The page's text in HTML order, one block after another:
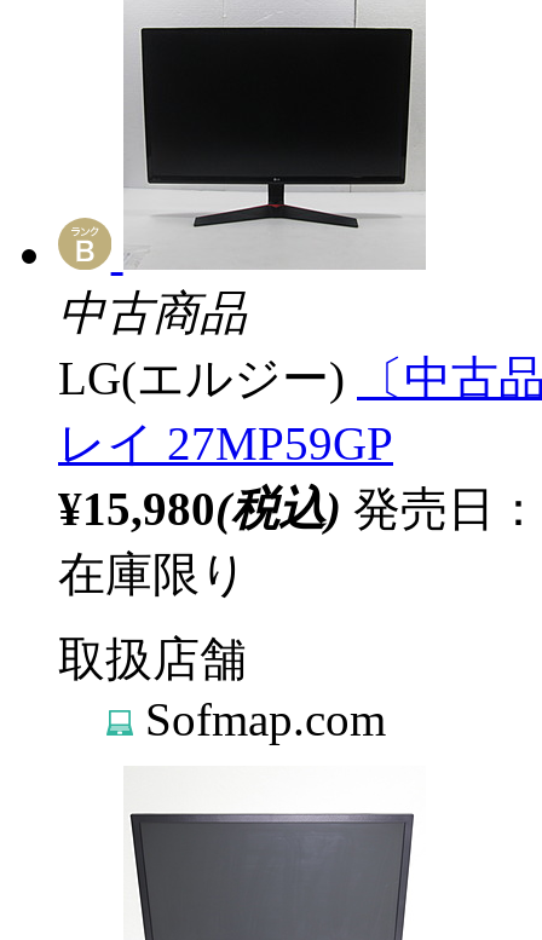
中古商品
LG(エルジー)
〔中古
レイ 27MP59GP
¥15,980(税込) 発売日
在庫限り
取扱店舗
Sofmap.com